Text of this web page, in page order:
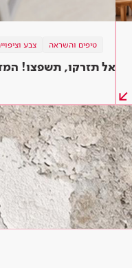
טיפים והשראה צבע
אל תזרקו, תשפצו!